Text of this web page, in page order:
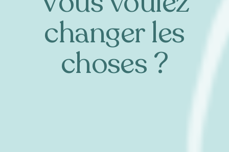
changer les
choses ?